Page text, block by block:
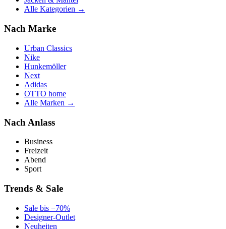
Alle Kategorien →
Nach Marke
Urban Classics
Nike
Hunkemöller
Next
Adidas
OTTO home
Alle Marken →
Nach Anlass
Business
Freizeit
Abend
Sport
Trends & Sale
Sale bis −70%
Designer-Outlet
Neuheiten